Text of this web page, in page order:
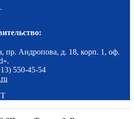
пр. Андропова, д. 18, корп. 1, оф.
550-45-54